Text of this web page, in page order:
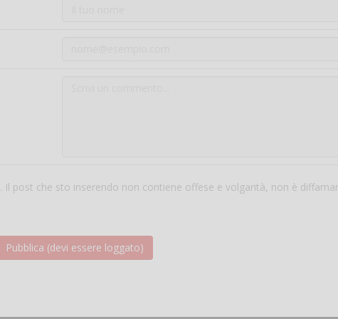
. Il post che sto inserendo non contiene offese e volgarità, non è